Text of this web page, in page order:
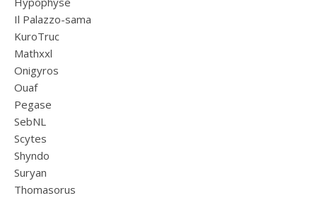
Il Palazzo-sama
KuroTruc
Mathxxl
Onigyros
Ouaf
Pegase
SebNL
Scytes
Shyndo
Suryan
Thomasorus